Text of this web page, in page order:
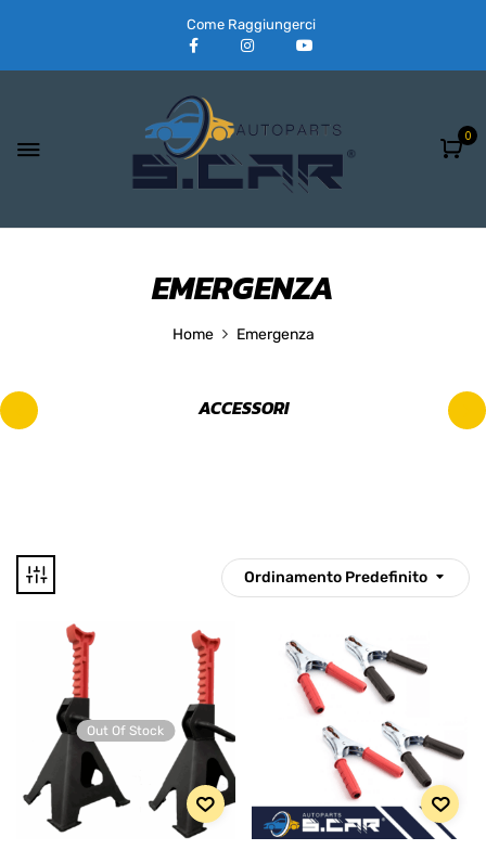
Come Raggiungerci
0
EMERGENZA
Home Emergenza
ACCESSORI
13
Disponibile
Ordinamento Predefinito
Out Of Stock